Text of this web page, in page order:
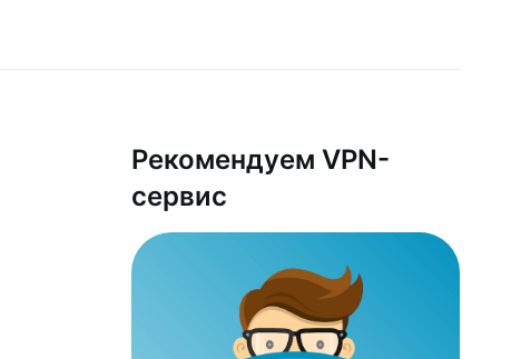
Рекомендуем VPN-
сервис